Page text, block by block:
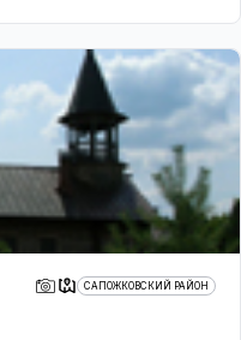
САПОЖКОВСКИЙ РАЙОН